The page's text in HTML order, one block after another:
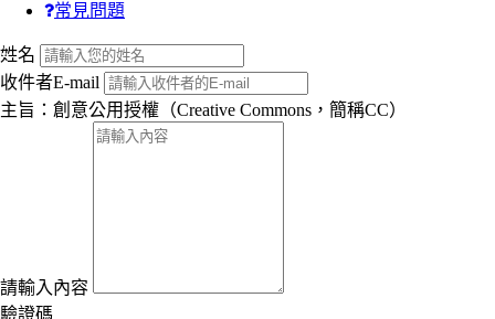
常見問題
:::
姓名
收件者E-mail
主旨：創意公用授權（Creative Commons，簡稱CC）
請輸入內容
驗證碼